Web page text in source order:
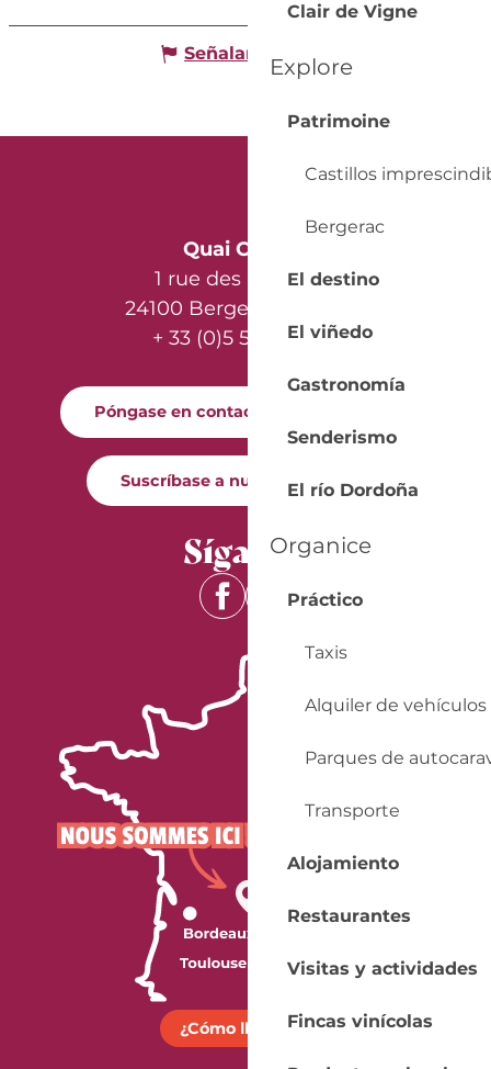
Clair de Vigne
Explore
Patrimoine
Castillos
Bergerac
El destino
El viñedo
Gastronomía
Senderismo
El río Dordoña
Organice
Práctico
Taxis
Alquiler de vehículos
Parques de
Transporte
Alojamiento
Restaurantes
Visitas y actividades
Fincas vinícolas
Señalar un error
Quai Cyrano
1 rue des Récollets
24100 Bergerac - France
+ 33 (0)5 53 57 03 11
Póngase en contacto con nosotros
Suscríbase a nuestro boletín
Síganos
¿Cómo llegar?